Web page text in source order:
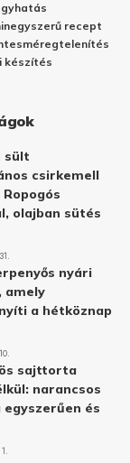
egyszerű recept
méregtelenítés
készítés
sült
csirkemell
olajban sütés
nyári
amely
a hétköznap
sajttorta
narancsos
egyszerűen és